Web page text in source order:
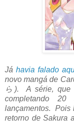
Jáhavia falado
novo mangá de
ら). A série, que
completando
lançamentos. Pois
retorno de Sakura